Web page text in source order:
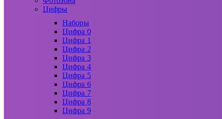
Цифры
Наборы
Цифра 0
Цифра 1
Цифра 2
Цифра 3
Цифра 4
Цифра 5
Цифра 6
Цифра 7
Цифра 8
Цифра 9